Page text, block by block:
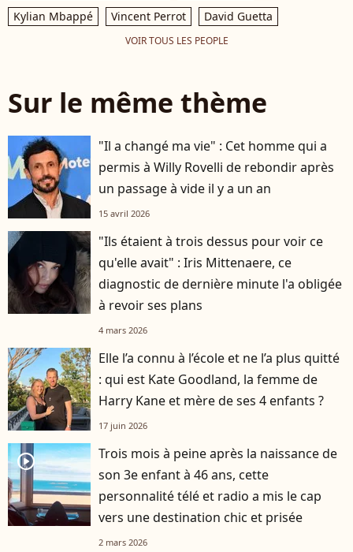
Kylian Mbappé
Vincent Perrot David Guetta
VOIR TOUS LES PEOPLE
Sur le même thème
"Il a changé ma vie" : Cet homme qui a
permis à Willy Rovelli de rebondir après
un passage à vide il y a un an
15 avril 2026
"Ils étaient à trois dessus pour voir ce
qu'elle avait" : Iris Mittenaere, ce
diagnostic de dernière minute l'a obligée
à revoir ses plans
4 mars 2026
Elle l’a connu à l’école et ne l’a plus quitté
: qui est Kate Goodland, la femme de
Harry Kane et mère de ses 4 enfants ?
17 juin 2026
player2
Trois mois à peine après la naissance de
son 3e enfant à 46 ans, cette
personnalité télé et radio a mis le cap
vers une destination chic et prisée
2 mars 2026